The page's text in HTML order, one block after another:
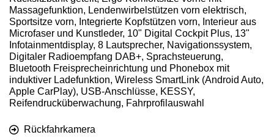
Massagefunktion, Lendenwirbelstützen vorn elektrisch,
Sportsitze vorn, Integrierte Kopfstützen vorn, Interieur aus
Microfaser und Kunstleder, 10" Digital Cockpit Plus, 13"
Infotainmentdisplay, 8 Lautsprecher, Navigationssystem,
Digitaler Radioempfang DAB+, Sprachsteuerung,
Bluetooth Freisprecheinrichtung und Phonebox mit
induktiver Ladefunktion, Wireless SmartLink (Android Auto,
Apple CarPlay), USB-Anschlüsse, KESSY,
Reifendrucküberwachung, Fahrprofilauswahl
Rückfahrkamera